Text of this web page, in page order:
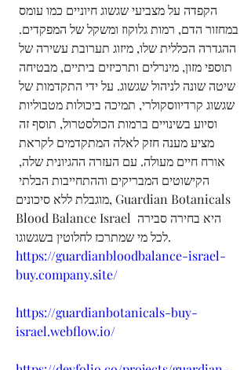
מוגבלת ללא סיכונים, Guardian Botanicals
Blood Balance Israel היא בחירה סבירה
לכל מי שמתרכז לחלוטין בשגשוגו.
https://guardianbloodbalance-israel-
buy.company.site/
https://guardianbotanicals-buy-
israel.webflow.io/